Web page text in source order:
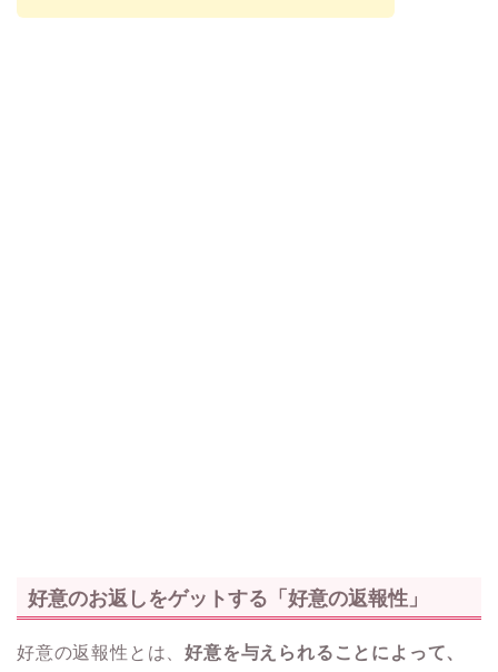
好意のお返しをゲットする「好意の返報性」
好意の返報性とは、好意を与えられることによって、